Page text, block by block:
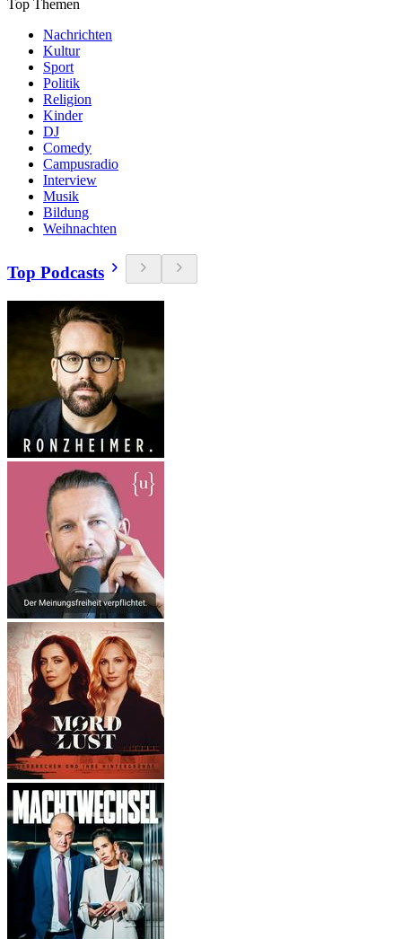
Top Themen
Nachrichten
Kultur
Sport
Politik
Religion
Kinder
DJ
Comedy
Campusradio
Interview
Musik
Bildung
Weihnachten
Top Podcasts